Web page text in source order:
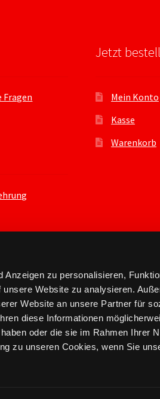
Anzeigen zu personalisieren,
Website zu analysieren.
Website an unsere Partner für
diese Informationen
oder die sie im Rahmen Ihrer
zu unseren Cookies, wenn Sie
Fragen
Jetzt
Mein Konto
Kasse
Warenkorb